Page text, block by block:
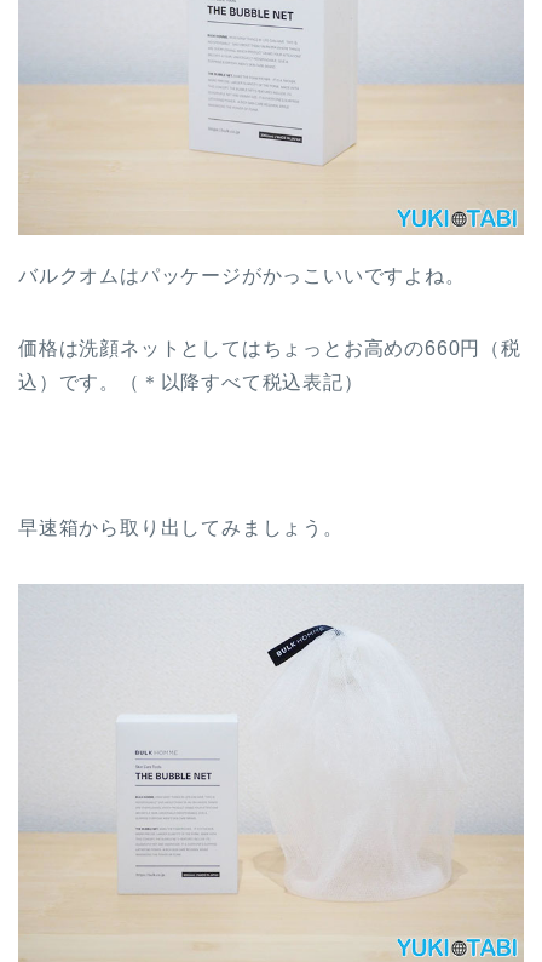
バルクオムはパッケージがかっこいいですよね。
価格は洗顔ネットとしてはちょっとお高めの660円（税
込）です。（＊以降すべて税込表記）
早速箱から取り出してみましょう。